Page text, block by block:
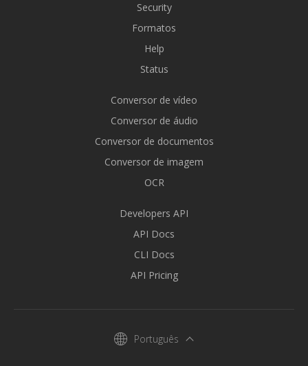
Security
Formatos
Help
Status
Conversor de vídeo
Conversor de áudio
Conversor de documentos
Conversor de imagem
OCR
Developers API
API Docs
CLI Docs
API Pricing
Português